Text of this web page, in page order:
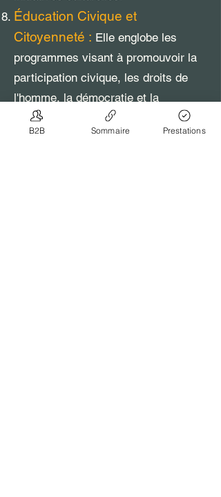
Éducation Civique et
Citoyenneté : Elle englobe les
programmes visant à promouvoir la
participation civique, les droits de
l'homme, la démocratie et la
responsabilité sociale.
Éducation Environnementale :
B2B Sommaire Prestations